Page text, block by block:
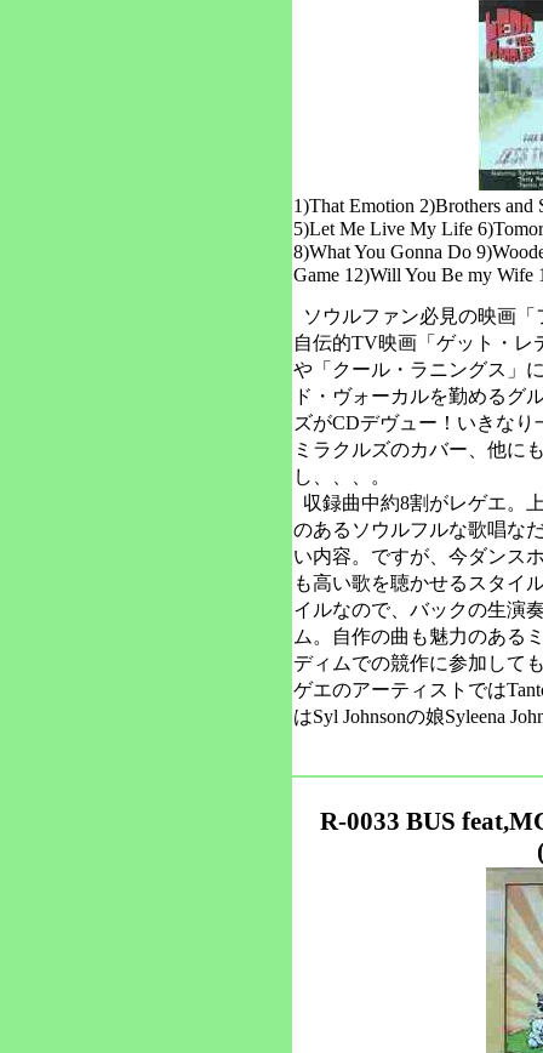
1)That Emotion 2)Brothers and
5)Let Me Live My Life
8)What You Gonna Do
Game 12)Will You Be my Wife
ソウルファン必見の映画
自伝的TV映画「ゲット・レ
や「クール・ラニングス」
ド・ヴォーカルを勤めるグ
ズがCDデヴュー！いきな
ミラクルズのカバー、他に
し、、、。
収録曲中約8割がレゲエ。
のあるソウルフルな歌唱な
い内容。ですが、今ダンス
も高い歌を聴かせるスタイ
イルなので、バックの生演
ム。自作の曲も魅力のある
ディムでの競作に参加して
ゲエのアーティストでは
はSyl Johnsonの娘Syleena
R-0033 BUS